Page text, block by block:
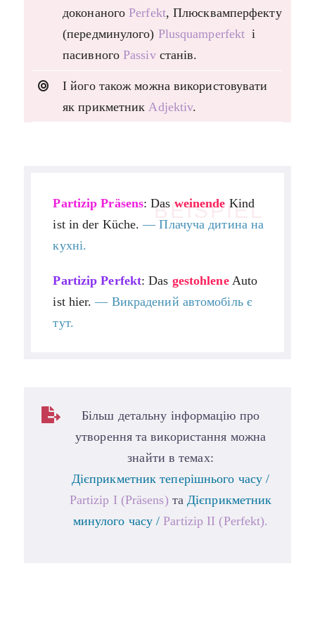
доконаногоPerfekt, Плюсквамперфекту
(передминулого) Plusquamperfekt і
пасивногоPassivстанів.
І його також можна використовувати
як прикметникAdjektiv.
BEISPIEL
Partizip Präsens: Das weinende Kind
ist in der Küche.— Плачуча дитина на
кухні.
Partizip Perfekt: Das gestohleneAuto
ist hier.— Викрадений автомобіль є
тут.
Більш детальну інформацію про
утворення та використання можна
знайти в темах:
Дієприкметник теперішнього часу /
Partizip I (Präsens) таДієприкметник
минулого часу /Partizip II (Perfekt).